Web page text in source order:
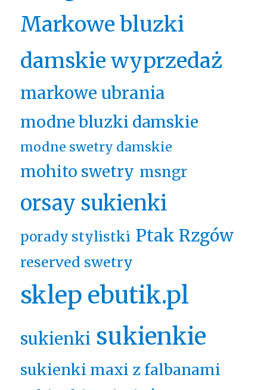
Markowe bluzki
damskie wyprzedaż
markowe ubrania
modne bluzki damskie
modne swetry damskie
mohito swetry msngr
orsay sukienki
porady stylistki Ptak Rzgów
reserved swetry
sklep ebutik.pl
sukienki sukienkie
sukienki maxi z falbanami